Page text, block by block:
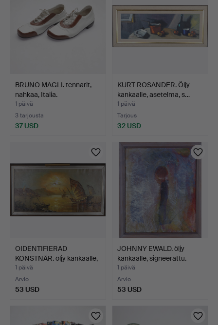
BRUNO MAGLI. tennarit,
nahkaa, Italia.
1 päivä
3 tarjousta
37 USD
KURT ROSANDER. Öljy
kankaalle, asetelma, s…
1 päivä
Tarjous
32 USD
OIDENTIFIERAD
KONSTNÄR. öljy kankaalle,
si…
1 päivä
Arvio
53 USD
JOHNNY EWALD. öljy
kankaalle, signeerattu.
1 päivä
Arvio
53 USD